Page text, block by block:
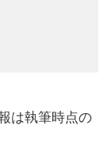
は執筆時点の